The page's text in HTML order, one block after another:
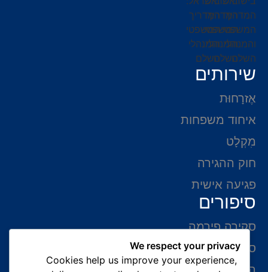
שירותים
אֶזרָחוּת
איחוד משפחות
מִקְלָט
חוק ההגירה
פגיעה אישית
סיפורים
סקירה פירמה
סיפורי הצלחה
We respect your privacy
Cookies help us improve your experience,